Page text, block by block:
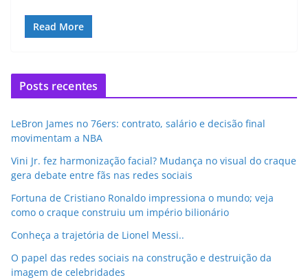
Read More
Posts recentes
LeBron James no 76ers: contrato, salário e decisão final
movimentam a NBA
Vini Jr. fez harmonização facial? Mudança no visual do craque
gera debate entre fãs nas redes sociais
Fortuna de Cristiano Ronaldo impressiona o mundo; veja
como o craque construiu um império bilionário
Conheça a trajetória de Lionel Messi..
O papel das redes sociais na construção e destruição da
imagem de celebridades